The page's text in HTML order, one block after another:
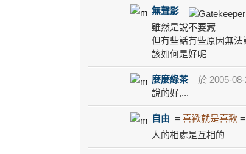
無聲影
雖然是說不要藏
但有些話有些原因無法
該如何是好呢
麼麼綠茶
於 2005-
說的好,...
自由 = 喜歡就是喜歡=
人的相處是互相的